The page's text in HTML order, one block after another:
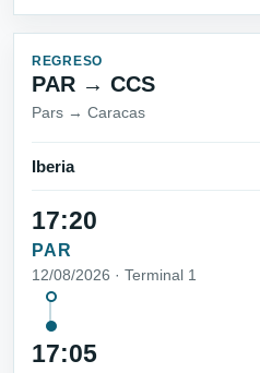
REGRESO
PAR → CCS
Pars → Caracas
Iberia
17:20
PAR
12/08/2026 · Terminal 1
17:05